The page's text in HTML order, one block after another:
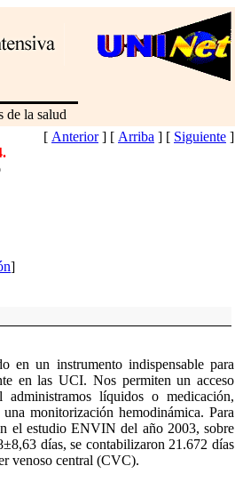
de la salud
[ Anterior] [ Arriba ] [ Siguiente ]
]
en un instrumento indispensable para
en las UCI. Nos permiten un acceso
líquidos o medicación,
monitorización hemodinámica. Para
el estudio ENVIN del año 2003, sobre
días, se contabilizaron 21.672 días
venoso central (CVC).